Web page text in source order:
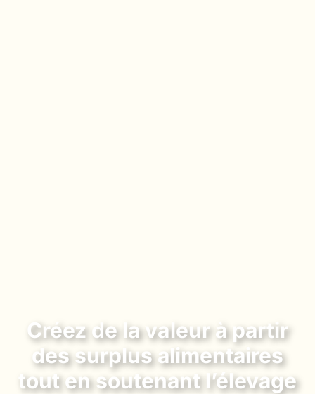
Créez de la valeur à partir
des surplus alimentaires
tout en soutenant l’élevage